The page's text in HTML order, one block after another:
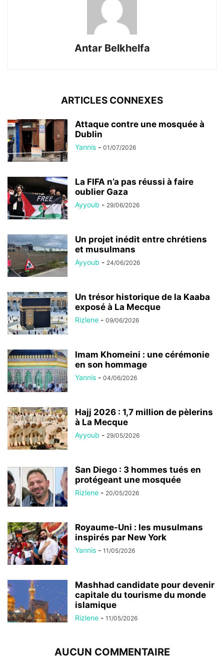
Antar Belkhelfa
ARTICLES CONNEXES
Attaque contre une mosquée à
Dublin
Yannis - 01/07/2026
La FIFA n’a pas réussi à faire
oublier Gaza
Ayyoub - 29/06/2026
Un projet inédit entre chrétiens
et musulmans
Ayyoub - 24/06/2026
Un trésor historique de la Kaaba
exposé à La Mecque
Rizlene - 09/06/2026
Imam Khomeini : une cérémonie
en son hommage
Yannis - 04/06/2026
Hajj 2026 : 1,7 million de pèlerins
à La Mecque
Ayyoub - 29/05/2026
San Diego : 3 hommes tués en
protégeant une mosquée
Rizlene - 20/05/2026
Royaume-Uni : les musulmans
inspirés par New York
Yannis - 11/05/2026
Mashhad candidate pour devenir
capitale du tourisme du monde
islamique
Rizlene - 11/05/2026
AUCUN COMMENTAIRE